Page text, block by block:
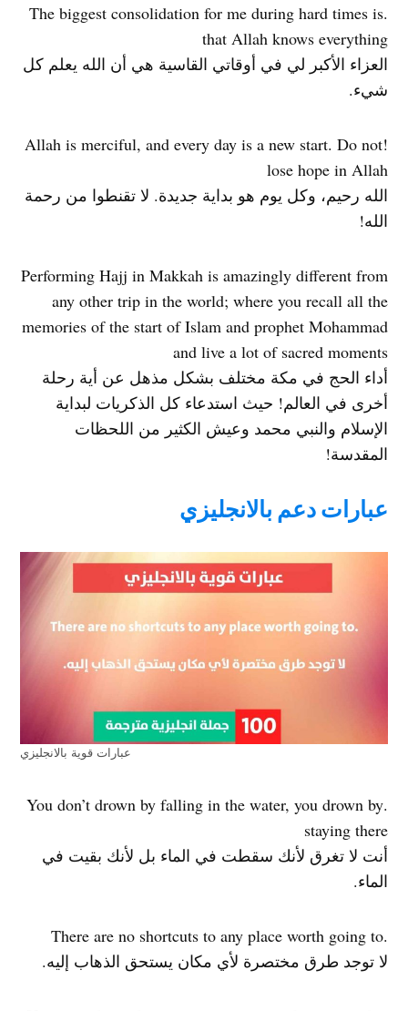
.The biggest consolidation for me during hard times is
that Allah knows everything
العزاء الأكبر لي في أوقاتي القاسية هي أن الله يعلم كل
شيء.
!Allah is merciful, and every day is a new start. Do not
lose hope in Allah
الله رحيم، وكل يوم هو بداية جديدة. لا تقنطوا من رحمة
الله!
Performing Hajj in Makkah is amazingly different from
any other trip in the world; where you recall all the
memories of the start of Islam and prophet Mohammad
and live a lot of sacred moments
أداء الحج في مكة مختلف بشكل مذهل عن أية رحلة
أخرى في العالم! حيث استدعاء كل الذكريات لبداية
الإسلام والنبي محمد وعيش الكثير من اللحظات
المقدسة!
عبارات دعم بالانجليزي
عبارات قوية بالانجليزي
.You don’t drown by falling in the water, you drown by
staying there
أنت لا تغرق لأنك سقطت في الماء بل لأنك بقيت في
الماء.
.There are no shortcuts to any place worth going to
لا توجد طرق مختصرة لأي مكان يستحق الذهاب إليه.